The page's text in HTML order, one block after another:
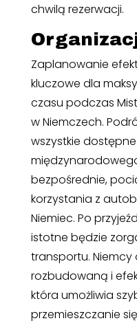
chwilą rezerwacji.
Zaplanowanie
kluczowe dla
czasu podczas
w Niemczech.
wszystkie
bezpośrednie,
korzystania z
Niemiec. Po
istotne będzie
transportu.
rozbudowaną i
która umożliwia
przemieszczanie